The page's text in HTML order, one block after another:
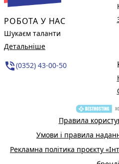
РОБОТА У НАС
Шукаєм таланти
Детальніше
phone_in_talk(0352) 43-00-50
Правила
Умови і правила
Рекламна політика проєкту